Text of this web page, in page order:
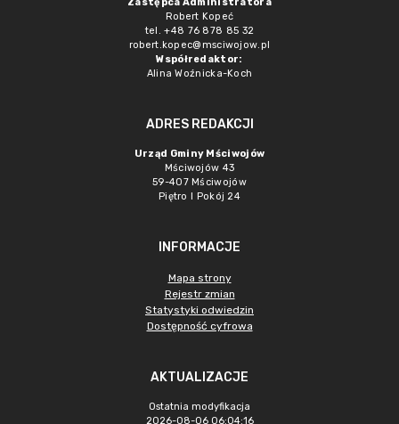
Robert Kopeć
tel. +48 76 878 85 32
robert.kopec@msciwojow.pl
Współredaktor:
Alina Woźnicka-Koch
ADRES REDAKCJI
Urząd Gminy Mściwojów
Mściwojów 43
59-407 Mściwojów
Piętro I Pokój 24
INFORMACJE
Mapa strony
Rejestr zmian
Statystyki odwiedzin
Dostępność cyfrowa
AKTUALIZACJE
Ostatnia modyfikacja
2026-08-06 06:04:16